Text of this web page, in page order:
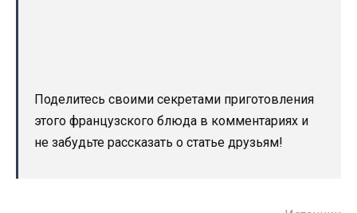
Поделитесь своими секретами приготовления
этого французского блюда в комментариях и
не забудьте рассказать о статье друзьям!